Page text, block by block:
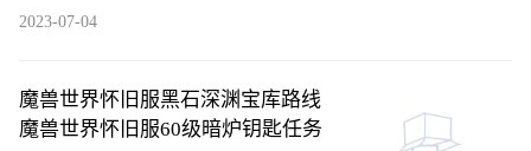
2023-07-04
魔兽世界怀旧服黑石深渊宝库路线
魔兽世界怀旧服60级暗炉钥匙任务